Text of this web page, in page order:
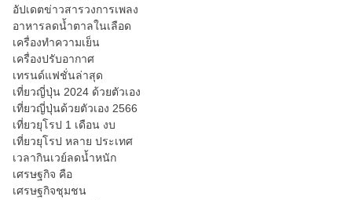
อัปเดตข่าวสารวงการเพลง
อาหารลดน้ำตาลในเลือด
เครื่องทำความเย็น
เครื่องปรับอากาศ
เทรนด์แฟชั่นล่าสุด
เที่ยวญี่ปุ่น 2024 ด้วยตัวเอง
เที่ยวญี่ปุ่นด้วยตัวเอง 2566
เที่ยวยุโรป 1 เดือน งบ
เที่ยวยุโรป หลาย ประเทศ
เวลากินเวย์ลดน้ำหนัก
เศรษฐกิจ คือ
เศรษฐกิจชุมชน